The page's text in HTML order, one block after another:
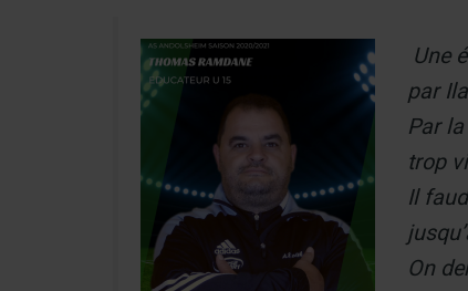
Une
par
Par
trop
Il
On